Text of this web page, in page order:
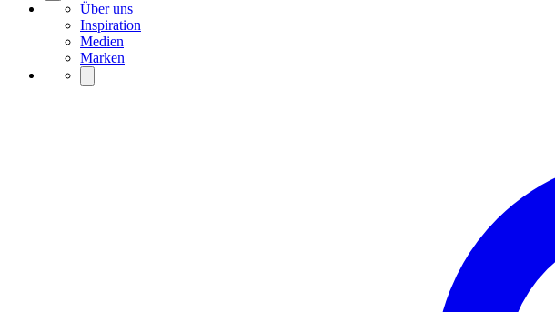
Über uns
Inspiration
Medien
Marken